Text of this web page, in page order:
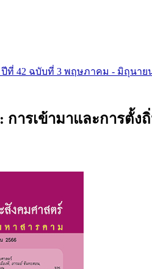
ปีที่ 42 ฉบับที่ 3 พฤษภาคม - มิถุนาย
การเข้ามาและการตั้ง